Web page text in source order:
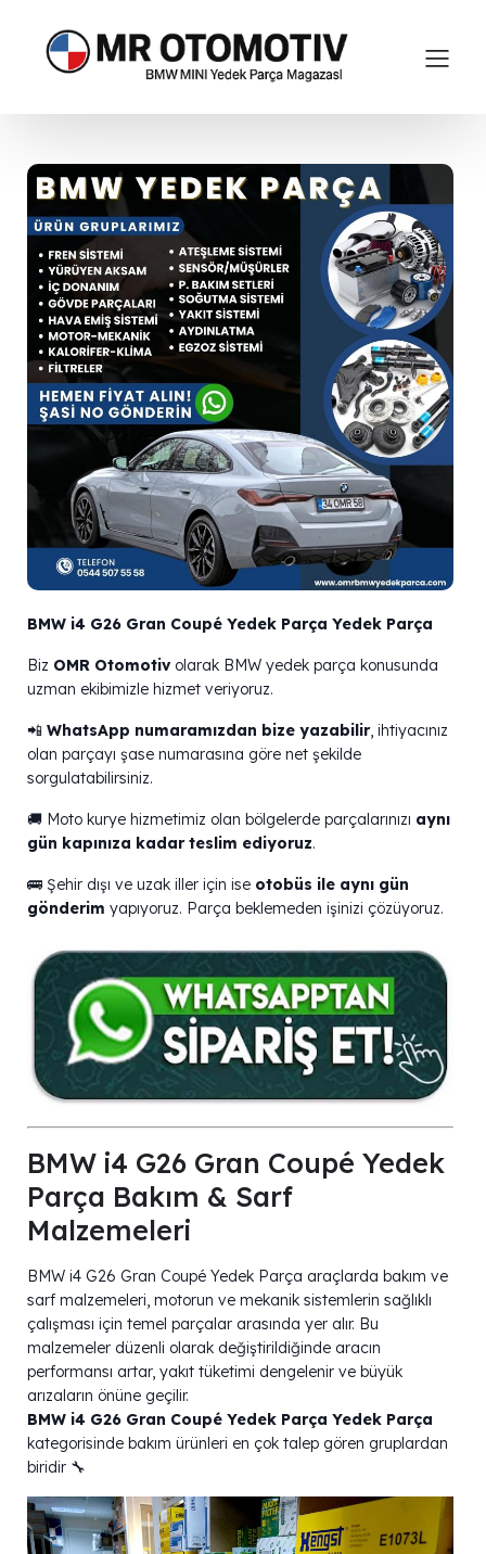
BMW i4 G26 Gran Coupé Yedek Parça Yedek Parça
Biz OMR Otomotivolarak BMW yedek parça konusunda
uzman ekibimizle hizmet veriyoruz.
📲 WhatsApp numaramızdan bize yazabilir, ihtiyacınız
olan parçayı şase numarasına göre net şekilde
sorgulatabilirsiniz.
🚚 Moto kurye hizmetimiz olan bölgelerde parçalarınızı aynı
gün kapınıza kadar teslim ediyoruz.
🚌 Şehir dışı ve uzak iller için ise otobüs ile aynı gün
gönderim yapıyoruz. Parça beklemeden işinizi çözüyoruz.
BMW i4 G26 Gran Coupé Yedek
Parça Bakım & Sarf
Malzemeleri
BMW i4 G26 Gran Coupé Yedek Parça araçlarda bakım ve
sarf malzemeleri, motorun ve mekanik sistemlerin sağlıklı
çalışması için temel parçalar arasında yer alır. Bu
malzemeler düzenli olarak değiştirildiğinde aracın
performansı artar, yakıt tüketimi dengelenir ve büyük
arızaların önüne geçilir.
BMW i4 G26 Gran Coupé Yedek Parça Yedek Parça
kategorisinde bakım ürünleri en çok talep gören gruplardan
biridir 🔧